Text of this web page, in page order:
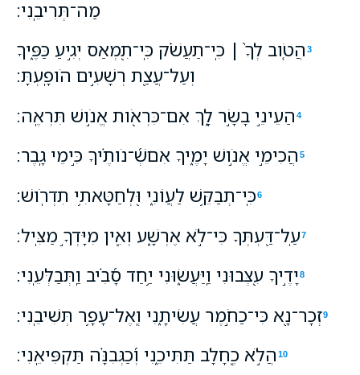
מַה־תְּרִיבֵֽנִי׃
3 הֲטֹ֤וב לְךָ֨ ׀ כִּֽי־תַעֲשֹׁ֗ק כִּֽי־תִ֭מְאַס יְגִ֣יעַ כַּפֶּ֑יךָ
וְעַל־עֲצַ֖ת רְשָׁעִ֣ים הֹופָֽעְתָּ׃
4 הַעֵינֵ֣י בָשָׂ֣ר לָ֑ךְ אִם־כִּרְאֹ֖ות אֱנֹ֣ושׁ תִּרְאֶֽה׃
5 הֲכִימֵ֣י אֱנֹ֣ושׁ יָמֶ֑יךָ אִםשְׁ֝־נֹותֶ֗יךָ כִּ֣ימֵי גָֽבֶר׃
6כִּֽי־תְבַקֵּ֥שׁ לַעֲוֹנִ֑י וּ֭לְחַטָּאתִ֥י תִדְרֹֽושׁ׃
7עַֽל־דַּ֭עְתְּךָ כִּי־לֹ֣א אֶרְשָׁ֑ע וְאֵ֖ין מִיָּדְךָ֣ מַצִּֽיל׃
8 יָדֶ֣יךָ עִ֭צְּבוּנִי וַֽיַּעֲשׂ֑וּנִי יַ֥חַד סָ֝בִ֗יב וַֽתְּבַלְּעֵֽנִי׃
9זְכָר־נָ֭א כִּי־כַחֹ֣מֶר עֲשִׂיתָ֑נִי וְֽאֶל־עָפָ֥ר תְּשִׁיבֵֽנִי׃
10 הֲלֹ֣א כֶ֭חָלָב תַּתִּיכֵ֑נִי וְ֝כַגְּבִנָּ֗ה תַּקְפִּיאֵֽנִי׃